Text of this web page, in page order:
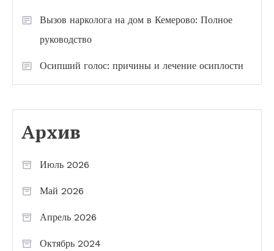
Вызов нарколога на дом в Кемерово: Полное
руководство
Осипший голос: причины и лечение осиплости
Архив
Июль 2026
Май 2026
Апрель 2026
Октябрь 2024